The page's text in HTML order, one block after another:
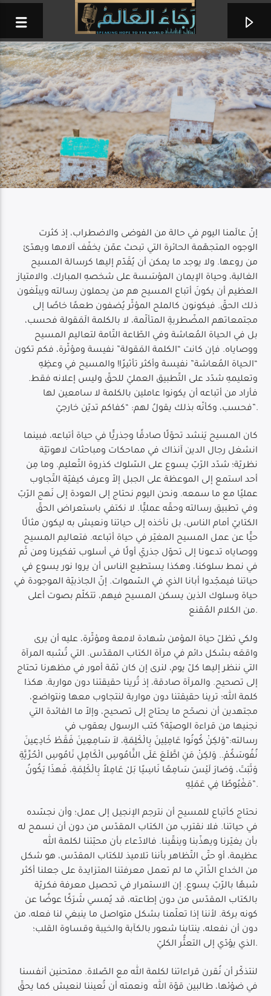
خمس دقايق
وفيق رمزي
Live Broadcast
إنّ عالَمنا اليوم في حالة من الفوضى والاضطراب، إذ كثرت
الوجوه المتجهّمة الحائرة التي تبحث عمّن يخفّف آلامها ويهدّئ
من روعها. ولا يوجد ما يمكن أن يُقَدّم إليها كرسالة المسيح
الغالبة، وحياة الإيمان المؤسَسة على شخصهِ المبارك. والامتياز
العظيم أن يكونَ أتباع المسيح هم من يحملون رسالته ويبلّغون
ذلك الحقّ. فيكونون كالملح المؤثّر يُضفون طعمًا خاصًا إلى
مجتمعاتهم المضّطربةِ المتألّمة، لا بالكلمة الَمَقولة فحسب،
بل في الحياة المُعاشة وفي الطّاعة التّامة لتعاليم المسيح
ووصاياه. فإن كانت “الكلمة المَقولة” نفيسة ومؤثّرة، فكم تكون
“الحياة المُعاشة” نفيسة وأكثر تأثيرًا! والمسيح في وعظِهِ
وتعليمهِ شدّد على التّطبيق العمليّ للحقّ وليس إعلانه فقط.
فأراد من أتباعه أن يكونوا عاملين بالكلمة لا سامعين لها
فحسب، وكأنّه بذلك يقولُ لهم: “كفاكم تديّن خارجيّ”.
كان المسيح يَنشد تحوّلًا صادقًا وجذريًّا في حياة أتباعه، فبينما
انشغل رجال الدين آنذاك في مماحكات ومباحثات لاهوتيّة
نظريّة؛ شدّد الرّبّ يسوع على السّلوك كذروة التّعليم. وما مِن
أحد استمع إلى الموعظة على الجبل إلاّ وعرف كيفيّة التّجاوب
عمليًا مع ما سمعه. ونحن اليوم نحتاج إلى العودة إلى نَهج الرّبّ
وفي تطبيق رسالته وحقّه عمليًّا. لا نكتفي باستعراض الحقّ
الكتابيّ أمام الناس، بل نأخذه إلى حياتنا ونعيش به ليكون مثالًا
حيًّا عن عمل المسيح المغيّر في حياة أتباعه. فتعاليم المسيح
ووصاياه تدعونا إلى تحوّل جذريّ أولًا في أسلوب تفكيرنا ومن ثَم
في نمط سلوكنا، وهكذا يستطيع الناس أن يروا نور يسوع في
حياتنا فيمجّدوا أبانا الذي في السّموات. إنّ الجاذبيّة الموجودة في
حياة وسلوك الذين يسكن المسيح فيهم، تتكلّم بصوت أعلى
من الكلام المُقنع.
ولكي تظلّ حياة المؤمن شهادة لامعة ومؤثّرة، عليه أن يرى
واقعَه بشكل دائم في مرآة الكتاب المقدّس. التي تُشبه المرآة
التي ننظر إليها كلّ يوم، لنرى إن كان ثمّة أمور في مظهرنا تحتاج
إلى تصحيح. والمرآة صادقة، إذ تُرينا حقيقتنا دون مواربة. هكذا
كلمة الله؛ ترينا حقيقتنا دون مواربة لنتجاوب معها ونتواضع،
مجتهدين أن نصحّح ما يحتاج إلى تصحيح، وإلاّ ما الفائدة التي
نجنيها من قراءة الوصيّة؟ كتب الرسول يعقوب في
رسالته:”وَلكِنْ كُونُوا عَامِلِينَ بِالْكَلِمَةِ، لاَ سَامِعِينَ فَقَطْ خَادِعِينَ
نُفُوسَكُمْ.. وَلكِنْ مَنِ اطَّلَعَ عَلَى النَّامُوسِ الْكَامِلِ نَامُوسِ الْحُرِّيَّةِ
وَثَبَتَ، وَصَارَ لَيْسَ سَامِعًا نَاسِيًا بَلْ عَامِلاً بِالْكَلِمَةِ، فَهذَا يَكُونُ
مَغْبُوطًا فِي عَمَلِهِ”.
نحتاج كأتباع للمسيح أن نترجم الإنجيل إلى عمل؛ وأن نجسّده
في حياتنا. فلا نقترب من الكتاب المقدّس من دون أن نسمح له
بأن يغيّرنا ويهذّبنا وينقّينا. فالادّعاء بأن محبّتنا لكلمة الله
عظيمة، أو حتّى التّظاهر بأننا تلاميذ للكتاب المقدّس، هو شكل
من الخداع الذّاتي ما لم تعمل معرفتنا المتزايدة على جعلنا أكثر
شبهًا بالرّبّ يسوع. إن الاستمرار في تحصيل معرفة فكريّة
بالكتاب المقدّس من دون إطاعته، قد يُمسي شَرَكًا عوضًا عن
كونه بركة. لأننا إذا تعلّمنا بشكل متواصل ما ينبغي لنا فعله، من
دون أن نفعله، ينتابنا شعور بالكآبة والخيبة وقساوة القلب؛
الذي يؤدّي إلى التعثُّر الكليّ.
لنتذكّر أن نُقرن قراءاتنا لكلمة الله مع الصّلاة. ممتحنين أنفسنا
في ضوْئها، طالبين قوّة الله ونعمته أن تُعيننا لنعيش كما يحقّ